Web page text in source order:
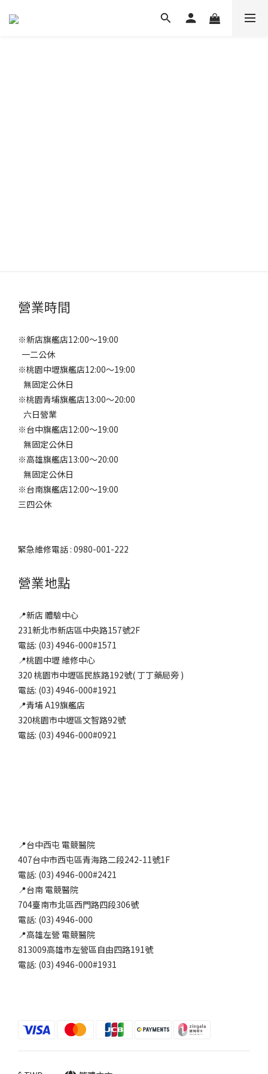
營業時間
※新店旗艦店12:00～19:00
一二公休
※桃園中壢旗艦店12:00～19:00
無固定公休日
※桃園青埔旗艦店13:00～20:00
六日營業
※台中旗艦店12:00～19:00
無固定公休日
※高雄旗艦店13:00～20:00
無固定公休日
※台南旗艦店12:00～19:00
三四公休
緊急維修電話 : 0980-001-222
營業地點
📍新店 體驗中心
231新北市新店區中央路157號2F
電話: (03) 4946-000#1571
📍桃園中壢 維修中心
320 桃園市中壢區民族路192號( 丁丁藥局旁 )
電話: (03) 4946-000#1921
📍青埔 A19旗艦店
320桃園市中壢區文智路92號
電話: (03) 4946-000#0921
📍台中西屯 電競醫院
407台中市西屯區青海路二段242-11號1F
電話: (03) 4946-000#2421
📍台南 電競醫院
704臺南市北區西門路四段306號
電話: (03) 4946-000
📍高雄左營 電競醫院
813009高雄市左營區自由四路191號
電話: (03) 4946-000#1931